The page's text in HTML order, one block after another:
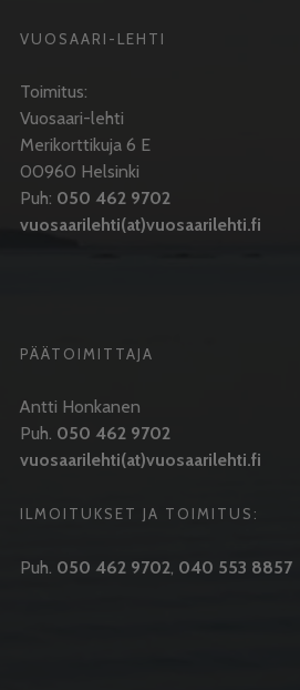
VUOSAARI-LEHTI
Toimitus:
Vuosaari-lehti
Merikorttikuja 6 E
00960 Helsinki
Puh: 050 462 9702
vuosaarilehti(at)vuosaarilehti.fi
PÄÄTOIMITTAJA
Antti Honkanen
Puh. 050 462 9702
vuosaarilehti(at)vuosaarilehti.fi
ILMOITUKSET JA TOIMITUS:
Puh. 050 462 9702, 040 553 8857